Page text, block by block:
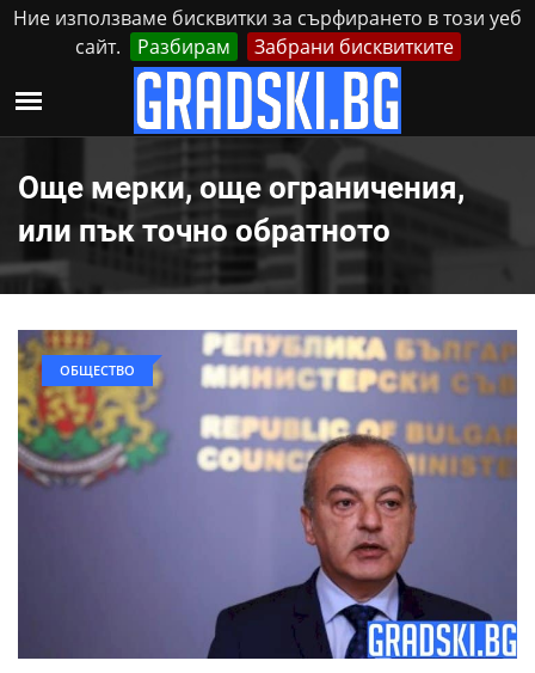
Ние използваме бисквитки за сърфирането в този уеб
сайт.
Разбирам Забрани бисквитките
Четвъртък, 6 Август, 2026 Реклама Контакти
Още мерки, още ограничения,
или пък точно обратното
ОБЩЕСТВО